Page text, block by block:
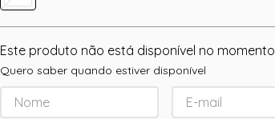
Este produto não está disponível no momento
Quero saber quando estiver disponível